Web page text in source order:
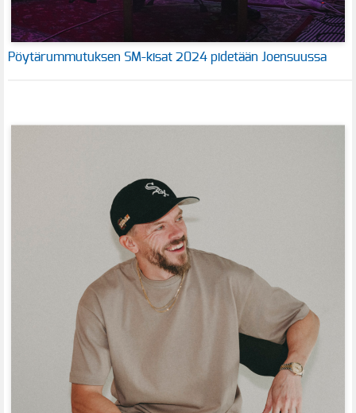
Pöytärummutuksen SM-kisat 2024 pidetään Joensuussa